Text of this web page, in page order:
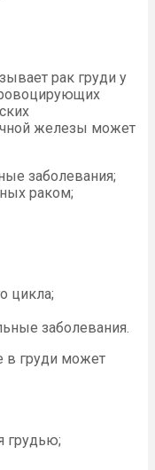
рак груди у
железы может
заболевания;
раком;
цикла;
заболевания.
в груди может
грудью;